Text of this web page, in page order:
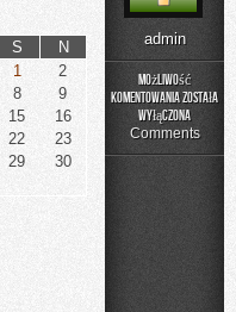
admin
Możliwość
komentowania
deichmann,
to
została
wyłączona
Comments
S
N
1
2
8
9
15
16
22
23
29
30